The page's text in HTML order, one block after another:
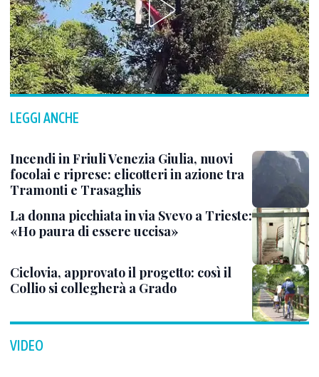
LEGGI ANCHE
Incendi in Friuli Venezia Giulia, nuovi
focolai e riprese: elicotteri in azione tra
Tramonti e Trasaghis
La donna picchiata in via Svevo a Trieste:
«Ho paura di essere uccisa»
Ciclovia, approvato il progetto: così il
Collio si collegherà a Grado
VIDEO